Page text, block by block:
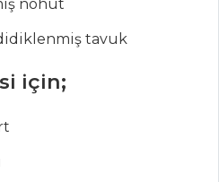
nohut
didiklenmiş tavuk
için;